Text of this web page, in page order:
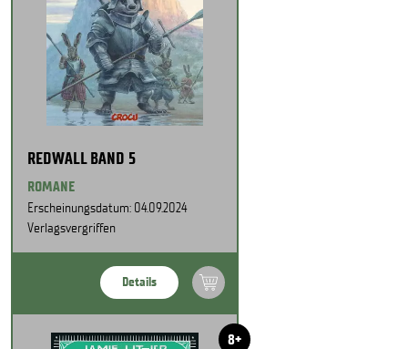
REDWALL BAND 5
ROMANE
Erscheinungsdatum: 04.09.2024
Verlagsvergriffen
Details
8+